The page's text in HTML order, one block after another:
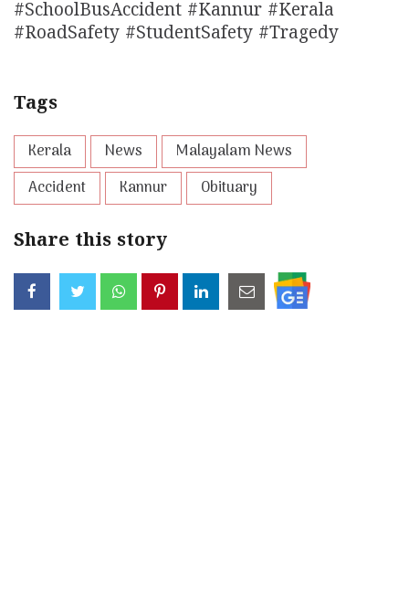
#SchoolBusAccident #Kannur #Kerala
#RoadSafety #StudentSafety #Tragedy
Tags
Kerala News
Malayalam News
Accident
Kannur Obituary
Share this story